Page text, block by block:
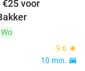
voor
Wo
9.6 star
10 min. directions_car